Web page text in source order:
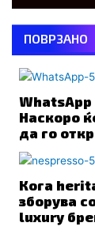
ПОВРЗАНО
Наскоро
да го
Кога
зборува
luxury